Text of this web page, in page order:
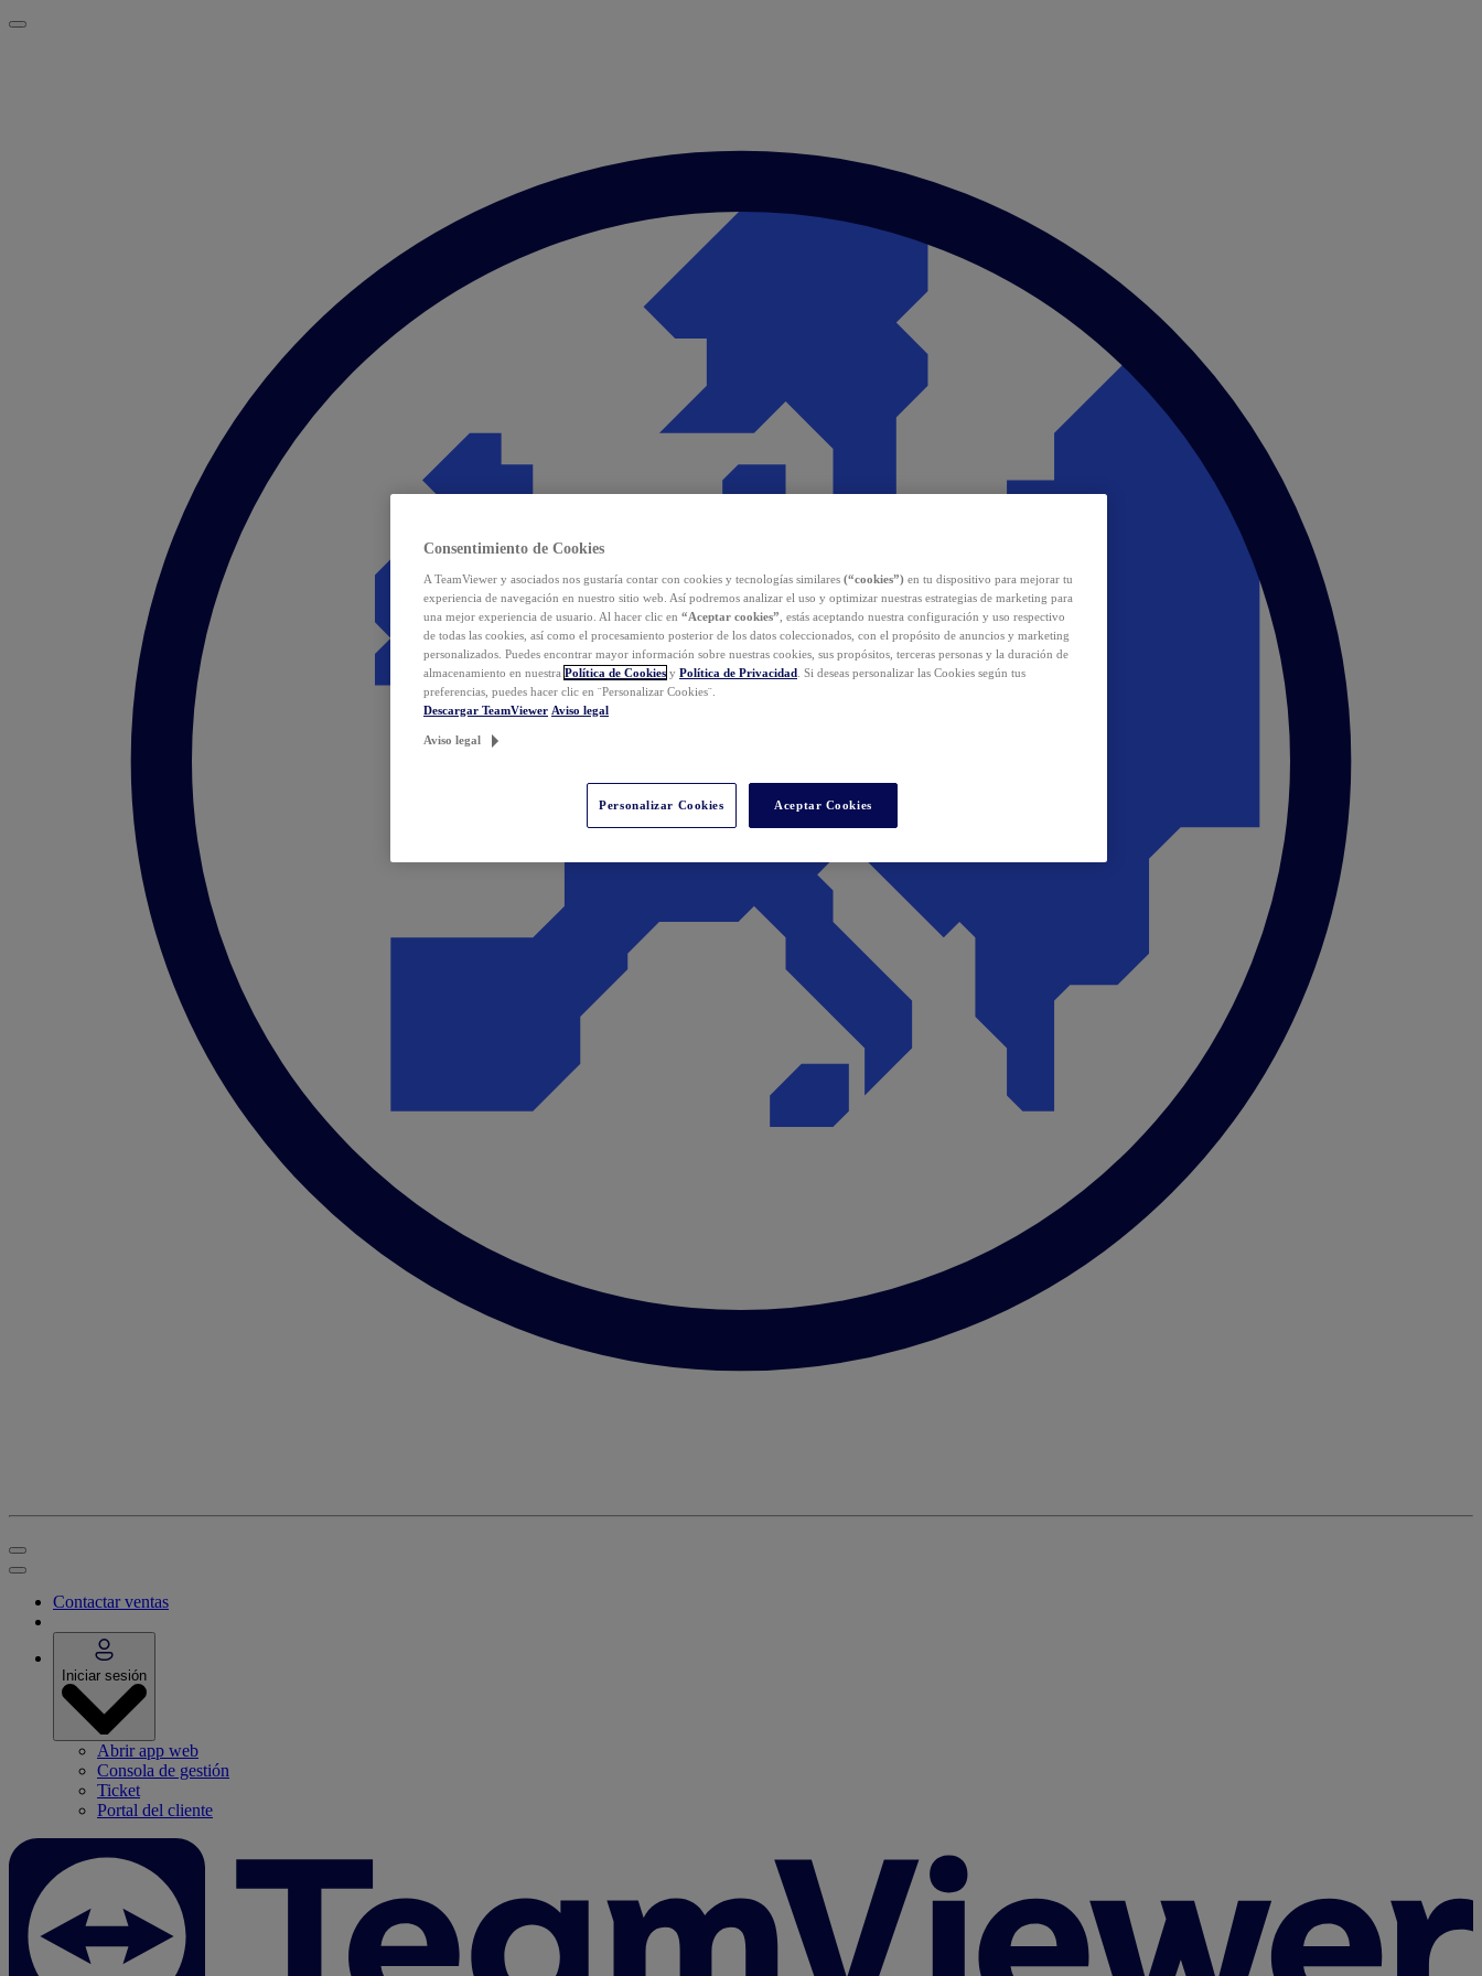
Contactar ventas
Iniciar sesión
Abrir app web
Consola de gestión
Ticket
Portal del cliente
Consentimiento de Cookies
A TeamViewer y asociados nos gustaría contar con cookies y tecnologías similares (“cookies”) en tu dispositivo para mejorar tu
experiencia de navegación en nuestro sitio web. Así podremos analizar el uso y optimizar nuestras estrategias de marketing para
una mejor experiencia de usuario. Al hacer clic en “Aceptar cookies” , estás aceptando nuestra configuración y uso respectivo
de todas las cookies, así como el procesamiento posterior de los datos coleccionados, con el propósito de anuncios y marketing
personalizados. Puedes encontrar mayor información sobre nuestras cookies, sus propósitos, terceras personas y la duración de
almacenamiento en nuestra Política de Cookies y Política de Privacidad . Si deseas personalizar las Cookies según tus
preferencias, puedes hacer clic en ¨Personalizar Cookies¨.
Descargar TeamViewer Aviso legal
Aviso legal
Personalizar Cookies Aceptar Cookies